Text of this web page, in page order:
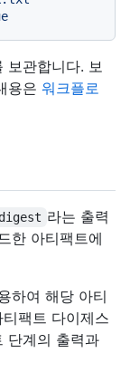
보관합니다. 보
용은 워크플로
digest 라는 출력
한 아티팩트에
하여 해당 아티
팩트 다이제스
단계의 출력과